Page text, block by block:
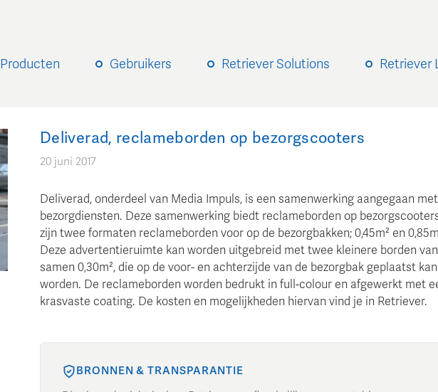
Producten Gebruikers Retriever Solutions Retriever
Deliverad, reclameborden op bezorgscooters
20 juni 2017
Deliverad, onderdeel van Media Impuls, is een samenwerking aangegaan met
bezorgdiensten. Deze samenwerking biedt reclameborden op
zijn twee formaten reclameborden voor op de bezorgbakken; 0,45m² en
Deze advertentieruimte kan worden uitgebreid met twee kleinere borden van
samen 0,30m², die op de voor- en achterzijde van de bezorgbak geplaatst kan
worden. De reclameborden worden bedrukt in full-colour en afgewerkt met
krasvaste coating. De kosten en mogelijkheden hiervan vind je in Retriever.
BRONNEN & TRANSPARANTIE